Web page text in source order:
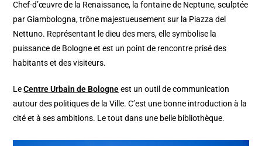
Chef-d’œuvre de la Renaissance, la fontaine de Neptune, sculptée
par Giambologna, trône majestueusement sur la Piazza del
Nettuno. Représentant le dieu des mers, elle symbolise la
puissance de Bologne et est un point de rencontre prisé des
habitants et des visiteurs.
Le Centre Urbain de Bologneest un outil de communication
autour des politiques de la Ville. C’est une bonne introduction à la
cité et à ses ambitions. Le tout dans une belle bibliothèque.